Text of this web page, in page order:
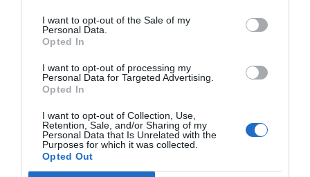
I want to opt-out of the Sale of my
Personal Data.
Opted In
I want to opt-out of processing my
Personal Data for Targeted Advertising.
Opted In
I want to opt-out of Collection, Use,
Retention, Sale, and/or Sharing of my
Personal Data that Is Unrelated with the
Purposes for which it was collected.
Opted Out
Jakie miejsca we Florencji są najlepsze
Zadaj pytanie Zadaj
Dzień 2: Kultura i relaks
Rozpocznij drugi dzień w Palazzo Pitti, miejscu,
które przez wieki było rezydencją książąt